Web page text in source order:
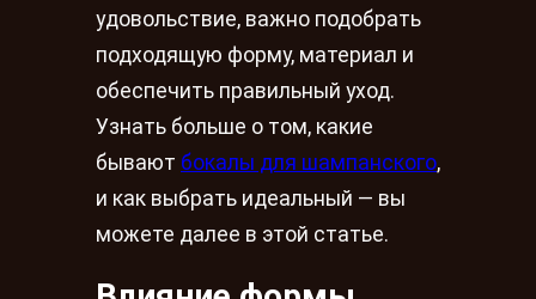
удовольствие, важно подобрать
подходящую форму, материал и
обеспечить правильный уход.
Узнать больше о том, какие
бывают бокалы для шампанского,
и как выбрать идеальный — вы
можете далее в этой статье.